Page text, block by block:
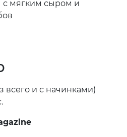
с мягким сыром и
всего и с начинками)